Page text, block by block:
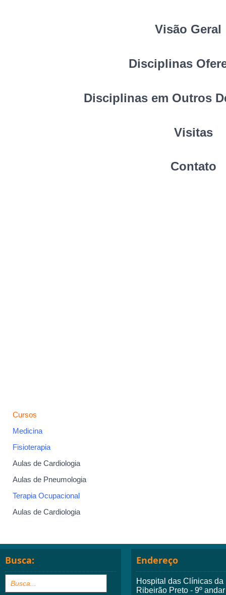
Visão Geral
Disciplinas
Disciplinas em Outros
Visitas
Contato
Cursos
Medicina
Fisioterapia
Aulas de Cardiologia
Aulas de Pneumologia
Terapia Ocupacional
Aulas de Cardiologia
Busca: Endereço
Hospital das Clínicas
Ribeirão Preto - 9º andar